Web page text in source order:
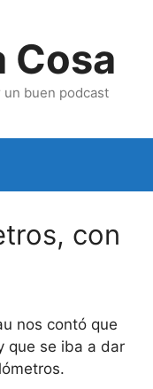
Cosa
buen podcast
con
nos contó que
que se iba a dar